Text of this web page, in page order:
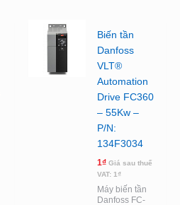
Biến tần
Danfoss
VLT®
Automation
Drive FC360
– 55Kw –
P/N:
134F3034
1₫ Giá sau thuế
VAT: 1₫
Máy biến tần
Danfoss FC-